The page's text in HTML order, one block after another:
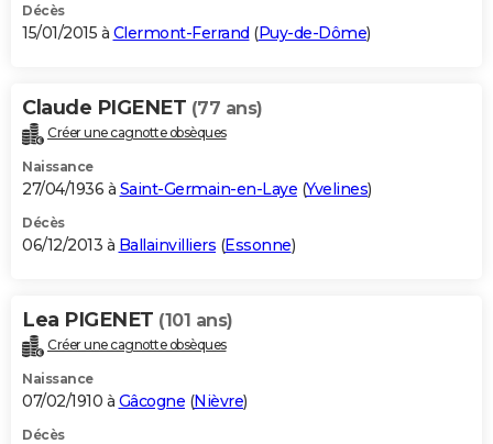
Décès
15/01/2015 à Clermont-Ferrand (Puy-de-Dôme)
Claude PIGENET (77 ans)
Créer une cagnotte obsèques
Naissance
27/04/1936 à Saint-Germain-en-Laye (Yvelines)
Décès
06/12/2013 à Ballainvilliers (Essonne)
Lea PIGENET (101 ans)
Créer une cagnotte obsèques
Naissance
07/02/1910 à Gâcogne (Nièvre)
Décès